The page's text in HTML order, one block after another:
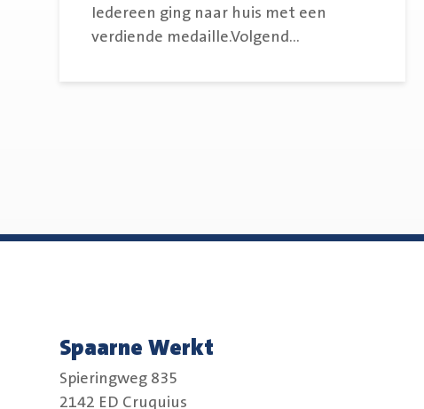
Iedereen ging naar huis met een
verdiende medaille.Volgend...
Spaarne Werkt
Spieringweg 835
2142 ED Cruquius